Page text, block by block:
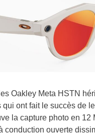
Oakley Meta HSTN
qui ont fait le succès de
la capture photo en 12
conduction ouverte